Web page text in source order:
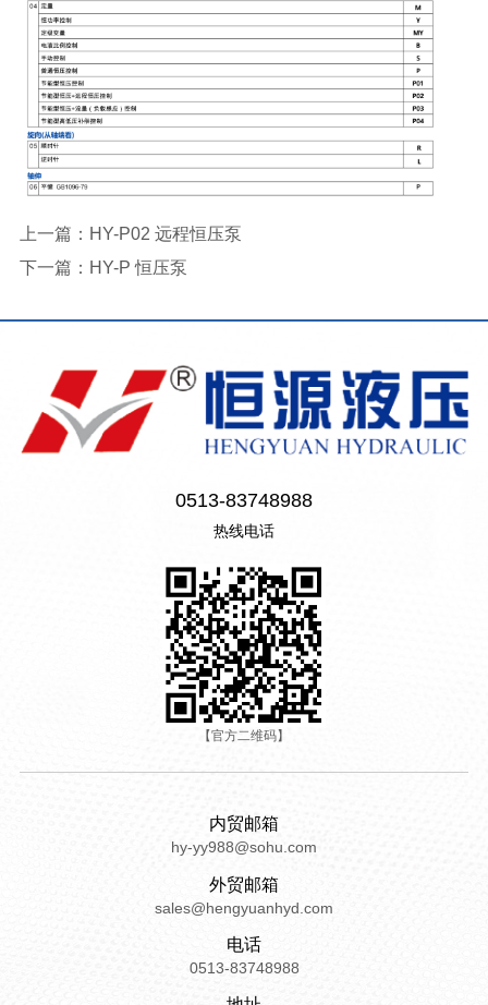
上一篇： HY-P02 远程恒压泵
下一篇： HY-P 恒压泵
0513-83748988
热线电话
【官方二维码】
内贸邮箱
hy-yy988@sohu.com
外贸邮箱
sales@hengyuanhyd.com
电话
0513-83748988